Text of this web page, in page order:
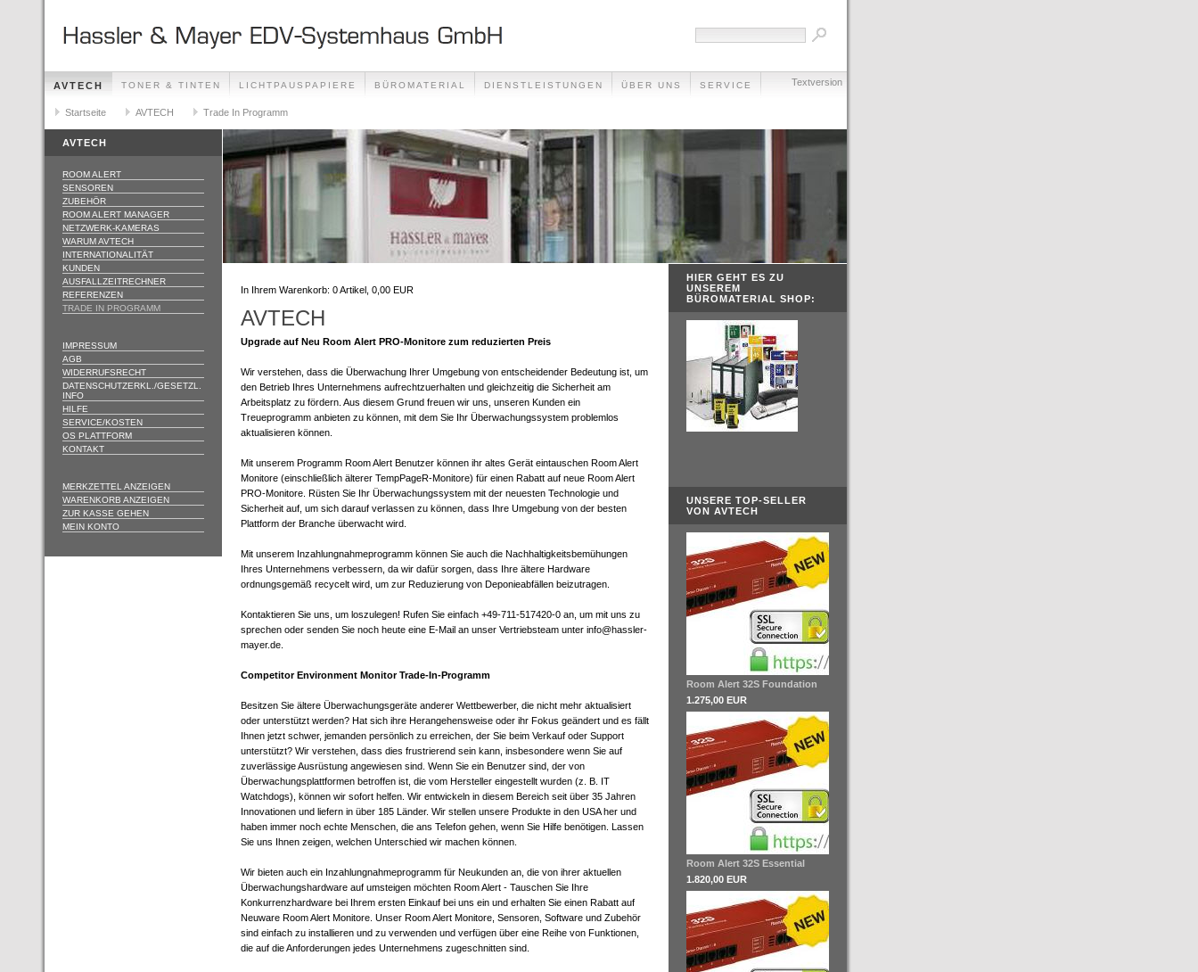
Textversion
AVTECH TONER & TINTEN LICHTPAUSPAPIERE BÜROMATERIAL DIENSTLEISTUNGEN ÜBER UNS SERVICE
ÖFFNUNGSZEITEN
Startseite AVTECH Trade In Programm
AVTECH
ROOM ALERT
SENSOREN
ZUBEHÖR
ROOM ALERT MANAGER
NETZWERK-KAMERAS
WARUM AVTECH
INTERNATIONALITÄT
KUNDEN
AUSFALLZEITRECHNER
REFERENZEN
TRADE IN PROGRAMM
IMPRESSUM
AGB
WIDERRUFSRECHT
DATENSCHUTZERKL./GESETZL.
INFO
HILFE
SERVICE/KOSTEN
OS PLATTFORM
KONTAKT
MERKZETTEL ANZEIGEN
WARENKORB ANZEIGEN
ZUR KASSE GEHEN
MEIN KONTO
In Ihrem Warenkorb: 0Artikel, 0,00 EUR
AVTECH
Upgrade auf Neu Room Alert PRO-Monitore zum reduzierten Preis
Wir verstehen, dass die Überwachung Ihrer Umgebung von entscheidender Bedeutung ist, um
den Betrieb Ihres Unternehmens aufrechtzuerhalten und gleichzeitig die Sicherheit am
Arbeitsplatz zu fördern. Aus diesem Grund freuen wir uns, unseren Kunden ein
Treueprogramm anbieten zu können, mit dem Sie Ihr Überwachungssystem problemlos
aktualisieren können.
Mit unserem Programm Room Alert Benutzer können ihr altes Gerät eintauschen Room Alert
Monitore (einschließlich älterer TempPageR-Monitore) für einen Rabatt auf neue Room Alert
PRO-Monitore. Rüsten Sie Ihr Überwachungssystem mit der neuesten Technologie und
Sicherheit auf, um sich darauf verlassen zu können, dass Ihre Umgebung von der besten
Plattform der Branche überwacht wird.
Mit unserem Inzahlungnahmeprogramm können Sie auch die Nachhaltigkeitsbemühungen
Ihres Unternehmens verbessern, da wir dafür sorgen, dass Ihre ältere Hardware
ordnungsgemäß recycelt wird, um zur Reduzierung von Deponieabfällen beizutragen.
Kontaktieren Sie uns, um loszulegen! Rufen Sie einfach +49-711-517420-0 an, um mit uns zu
sprechen oder senden Sie noch heute eine E-Mail an unser Vertriebsteam unter info@hassler-
mayer.de.
Competitor Environment Monitor Trade-In-Programm
Besitzen Sie ältere Überwachungsgeräte anderer Wettbewerber, die nicht mehr aktualisiert
oder unterstützt werden? Hat sich ihre Herangehensweise oder ihr Fokus geändert und es fällt
Ihnen jetzt schwer, jemanden persönlich zu erreichen, der Sie beim Verkauf oder Support
unterstützt? Wir verstehen, dass dies frustrierend sein kann, insbesondere wenn Sie auf
zuverlässige Ausrüstung angewiesen sind. Wenn Sie ein Benutzer sind, der von
Überwachungsplattformen betroffen ist, die vom Hersteller eingestellt wurden (z. B. IT
Watchdogs), können wir sofort helfen. Wir entwickeln in diesem Bereich seit über 35 Jahren
Innovationen und liefern in über 185 Länder. Wir stellen unsere Produkte in den USA her und
haben immer noch echte Menschen, die ans Telefon gehen, wenn Sie Hilfe benötigen. Lassen
Sie uns Ihnen zeigen, welchen Unterschied wir machen können.
Wir bieten auch ein Inzahlungnahmeprogramm für Neukunden an, die von ihrer aktuellen
Überwachungshardware auf umsteigen möchten Room Alert - Tauschen Sie Ihre
Konkurrenzhardware bei Ihrem ersten Einkauf bei uns ein und erhalten Sie einen Rabatt auf
Neuware Room Alert Monitore. Unser Room Alert Monitore, Sensoren, Software und Zubehör
sind einfach zu installieren und zu verwenden und verfügen über eine Reihe von Funktionen,
die auf die Anforderungen jedes Unternehmens zugeschnitten sind.
HIER GEHT ES ZU
UNSEREM
BÜROMATERIAL SHOP:
UNSERE TOP-SELLER
VON AVTECH
Room Alert 32S Foundation
1.275,00 EUR
Room Alert 32S Essential
1.820,00 EUR